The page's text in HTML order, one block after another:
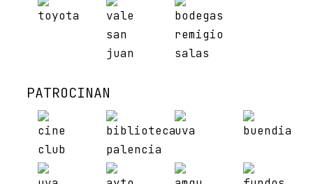
PATROCINAN